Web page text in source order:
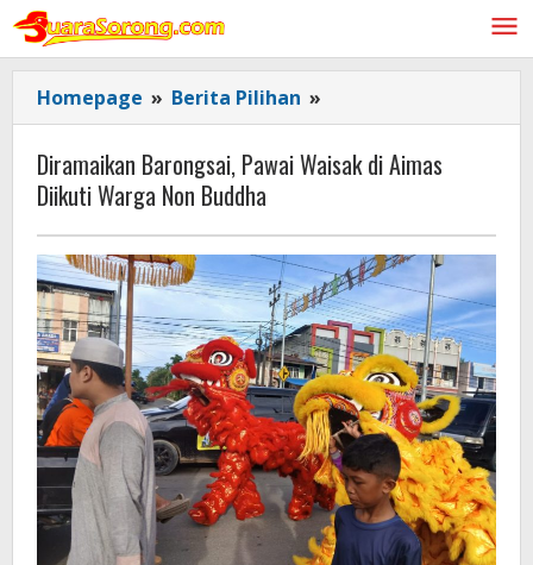
Lewati
konten
Homepage » Berita Pilihan »
Barongsai, Pawai
Waisak di
Aimas
Warga
Non
Buddha
Diramaikan Barongsai, Pawai Waisak di Aimas
Diikuti Warga Non Buddha